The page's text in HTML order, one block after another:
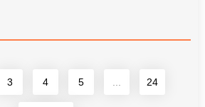
3 4 5 24